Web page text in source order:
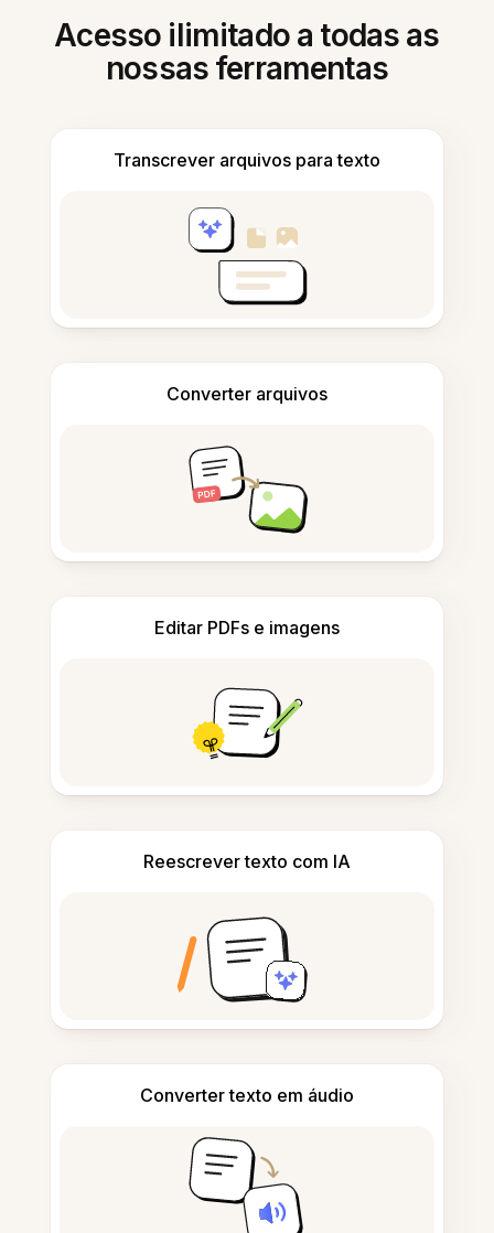
Acesso ilimitado a todas as
nossas ferramentas
Transcrever arquivos para texto
Converter arquivos
Editar PDFs e imagens
Reescrever texto com IA
Converter texto em áudio